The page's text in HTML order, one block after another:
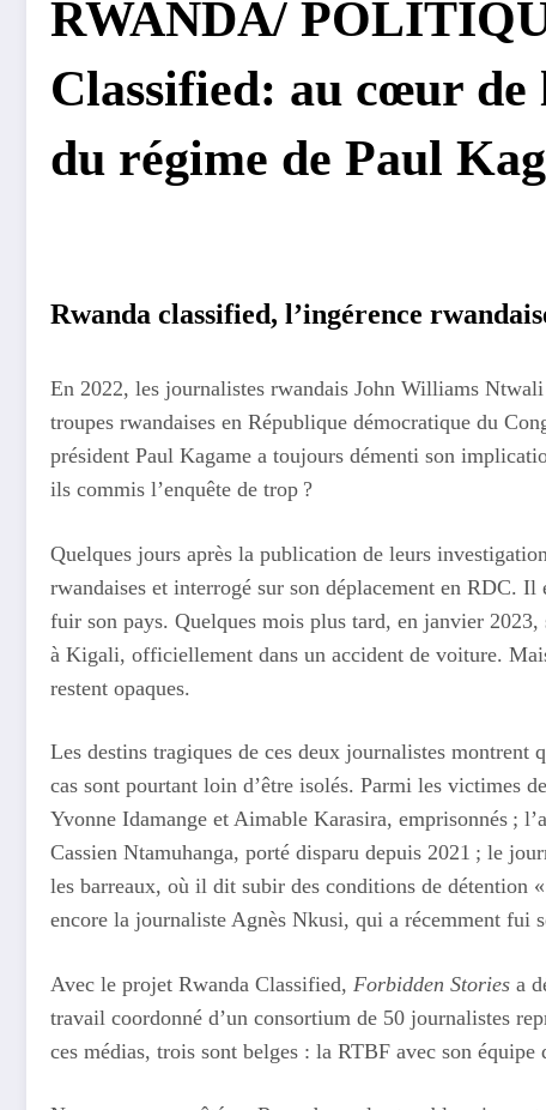
RWANDA/
Classified: au cœur de
du régime de Paul
Rwanda classified, l’ingérence
En 2022, les journalistes rwandais John Williams
troupes rwandaises en République démocratique du
président Paul Kagame a toujours démenti son
ils commis l’enquête de trop ?
Quelques jours après la publication de leurs
rwandaises et interrogé sur son déplacement en RDC.
fuir son pays. Quelques mois plus tard, en janvier
à Kigali, officiellement dans un accident de voiture.
restent opaques.
Les destins tragiques de ces deux journalistes montrent
cas sont pourtant loin d’être isolés. Parmi les victimes
Yvonne Idamange et Aimable Karasira, emprisonnés ;
Cassien Ntamuhanga, porté disparu depuis 2021 ; le
les barreaux, où il dit subir des conditions de détention «
encore la journaliste Agnès Nkusi, qui a récemment fui
Avec le projet Rwanda Classified, Forbidden Stories a
travail coordonné d’un consortium de 50 journalistes
ces médias, trois sont belges : la RTBF avec son